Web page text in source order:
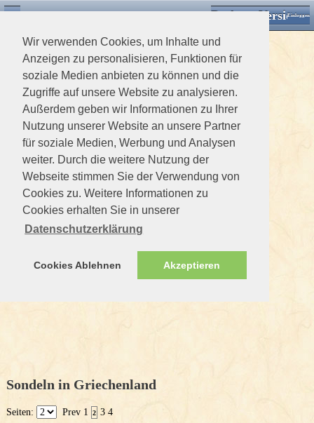
Wir verwenden Cookies, um Inhalte und
Anzeigen zu personalisieren, Funktionen für
soziale Medien anbieten zu können und die
Zugriffe auf unsere Website zu analysieren.
Außerdem geben wir Informationen zu Ihrer
Nutzung unserer Website an unsere Partner
für soziale Medien, Werbung und Analysen
weiter. Durch die weitere Nutzung der
Webseite stimmen Sie der Verwendung von
Cookies zu. Weitere Informationen zu
Cookies erhalten Sie in unserer
Datenschutzerklärung
Cookies Ablehnen Akzeptieren
Desktop VersionEinloggen
Sondeln in Griechenland
Seiten: Prev 1 2 3 4